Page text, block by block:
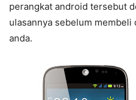
perangkat android tersebut
ulasannya sebelum membeli
anda.